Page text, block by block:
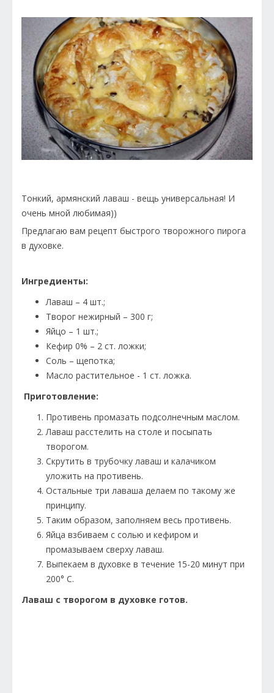
Тонкий, армянский лаваш - вещь универсальная! И
очень мной любимая))
Предлагаю вам рецепт быстрого творожного пирога
в духовке.
Ингредиенты:
Лаваш – 4 шт.;
Творог нежирный – 300 г;
Яйцо – 1 шт.;
Кефир 0% – 2 ст. ложки;
Соль – щепотка;
Масло растительное - 1 ст. ложка.
Приготовление:
Противень промазать подсолнечным маслом.
Лаваш расстелить на столе и посыпать
творогом.
Скрутить в трубочку лаваш и калачиком
уложить на противень.
Остальные три лаваша делаем по такому же
принципу.
Таким образом, заполняем весь противень.
Яйца взбиваем с солью и кефиром и
промазываем сверху лаваш.
Выпекаем в духовке в течение 15-20 минут при
200° С.
Лаваш с творогом в духовке готов.